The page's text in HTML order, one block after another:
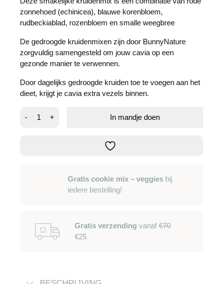
zonnehoed (echinicea), blauwe korenbloem,
rudbeckiablad, rozenbloem en smalle weegbree
De gedroogde kruidenmixen zijn door BunnyNature
zorgvuldig samengesteld om jouw cavia op een
gezonde manier te verwennen.
Door dagelijks gedroogde kruiden toe te voegen aan het
dieet, krijgt je cavia extra vezels binnen.
-
korenbloem
+ In mandje doen
Gratis cookie mix – veggies bij
iedere bestelling!
Gratis verzending vanaf€70
€25